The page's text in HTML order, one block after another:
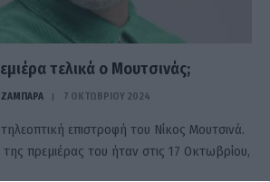
τελικά ο Μουτσινάς;
ΖΑΜΠΑΡΑ 7 ΟΚΤΩΒΡΊΟΥ 2024
επιστροφή του Νίκος Μουτσινά.
πρεμιέρας του ήταν στις 17 Οκτωβρίου,